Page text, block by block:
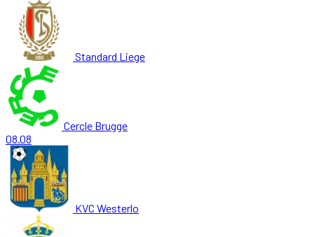
Standard Liege
Cercle Brugge
08.08
KVC Westerlo